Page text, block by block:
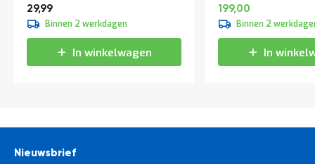
29,99
Binnen 2 werkdagen
In winkelwagen
Speciale
prijs
199,00
Binnen 2
In
Nieuwsbrief